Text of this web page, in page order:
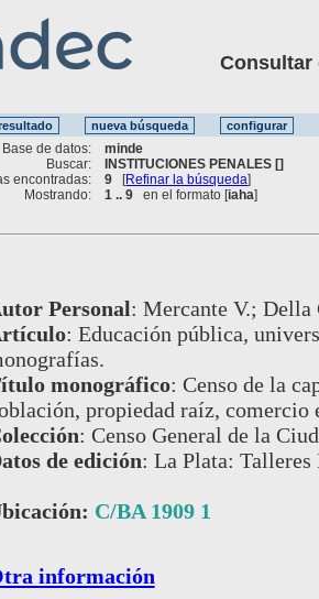
Consultar
Base de datos:
minde
Buscar:
INSTITUCIONES PENALES []
encontradas:
9 [Refinar la búsqueda]
Mostrando:
1 .. 9 en el formato [iaha]
Personal: Mercante V.; Della
: Educación pública,
monográfico: Censo de la
propiedad raíz, comercio
: Censo General de la
de edición: La Plata: Talleres
C/BA 1909 1
información